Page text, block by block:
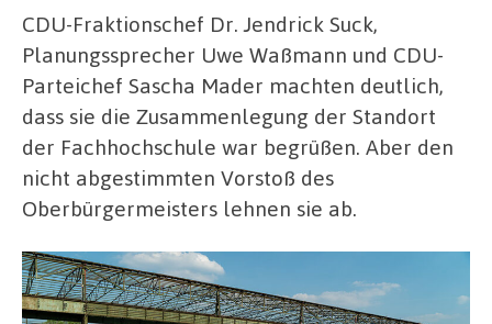
CDU-Fraktionschef Dr. Jendrick Suck,
Planungssprecher Uwe Waßmann und CDU-
Parteichef Sascha Mader machten deutlich,
dass sie die Zusammenlegung der Standort
der Fachhochschule war begrüßen. Aber den
nicht abgestimmten Vorstoß des
Oberbürgermeisters lehnen sie ab.